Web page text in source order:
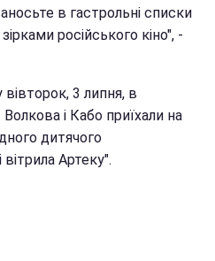
в гастрольні списки
російського кіно", -
вівторок, 3 липня, в
і Кабо приїхали на
дитячого
Артеку".